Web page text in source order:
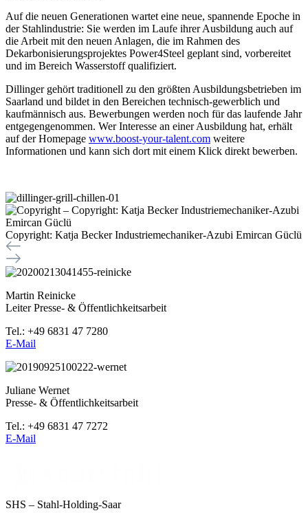
Auf die neuen Generationen wartet eine neue, spannende Epoche in
der Stahlindustrie: Sie werden im Laufe ihrer Ausbildung auch auf
die Arbeit mit den neuen Anlagen, die im Rahmen des
Dekarbonisierungsprojektes Power4Steel geplant sind, vorbereitet
und im Bereich Wasserstoff qualifiziert.
Dillinger gehört traditionell zu den größten Ausbildungsbetrieben im
Saarland und bildet in den Bereichen technisch-gewerblich und
kaufmännisch aus. Bewerbungen werden noch für das laufende Jahr
entgegengenommen. Wer Interesse an einer Ausbildung hat, erhält
auf der Homepage www.boost-your-talent.com weitere
Informationen und kann sich dort mit einem Klick direkt bewerben.
Copyright: Katja Becker Industriemechaniker-Azubi Emircan Güclü
Martin Reinicke
Leiter Presse- & Öffentlichkeitsarbeit
Tel.: +49 6831 47 7280
E-Mail
Juliane Wernet
Presse- & Öffentlichkeitsarbeit
Tel.: +49 6831 47 7272
E-Mail
SHS – Stahl-Holding-Saar